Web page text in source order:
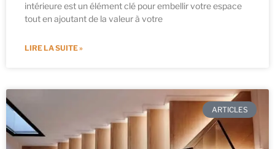
intérieure est un élément clé pour embellir votre espace
tout en ajoutant de la valeur à votre
LIRE LA SUITE »
ARTICLES